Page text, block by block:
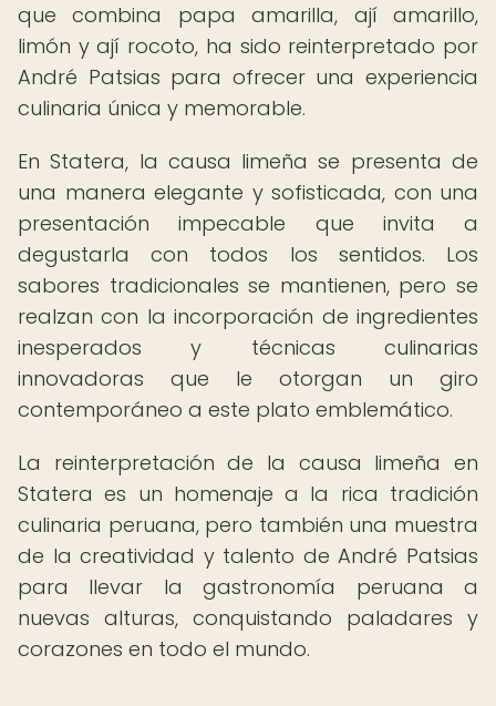
que combina papa amarilla, ají amarillo,
limón y ají rocoto, ha sido reinterpretado por
André Patsias para ofrecer una experiencia
culinaria única y memorable.
En Statera, la causa limeña se presenta de
una manera elegante y sofisticada, con una
presentación impecable que invita a
degustarla con todos los sentidos. Los
sabores tradicionales se mantienen, pero se
realzan con la incorporación de ingredientes
inesperados y técnicas culinarias
innovadoras que le otorgan un giro
contemporáneo a este plato emblemático.
La reinterpretación de la causa limeña en
Statera es un homenaje a la rica tradición
culinaria peruana, pero también una muestra
de la creatividad y talento de André Patsias
para llevar la gastronomía peruana a
nuevas alturas, conquistando paladares y
corazones en todo el mundo.